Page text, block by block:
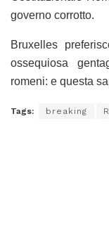
governo corrotto.
Bruxelles
ossequiosa
romeni: e questa
Tags: breaking